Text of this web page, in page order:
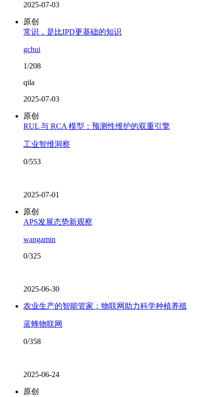
2025-07-03
原创
常识，是比IPD更基础的知识
gchui
1/208
qila
2025-07-03
原创
RUL 与 RCA 模型：预测性维护的双重引擎
工业智维洞察
0/553
2025-07-01
原创
APS发展态势新观察
wangamin
0/325
2025-06-30
农业生产的智能管家：物联网助力科学种植养殖
蓝蜂物联网
0/358
2025-06-24
原创